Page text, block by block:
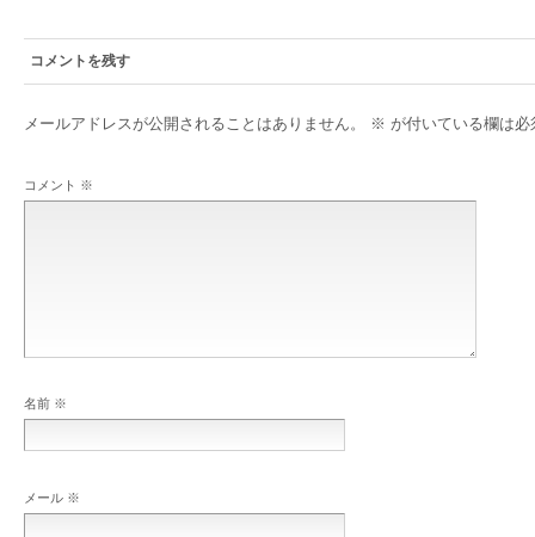
コメントを残す
メールアドレスが公開されることはありません。 ※ が付いている欄は必
コメント ※
名前 ※
メール ※